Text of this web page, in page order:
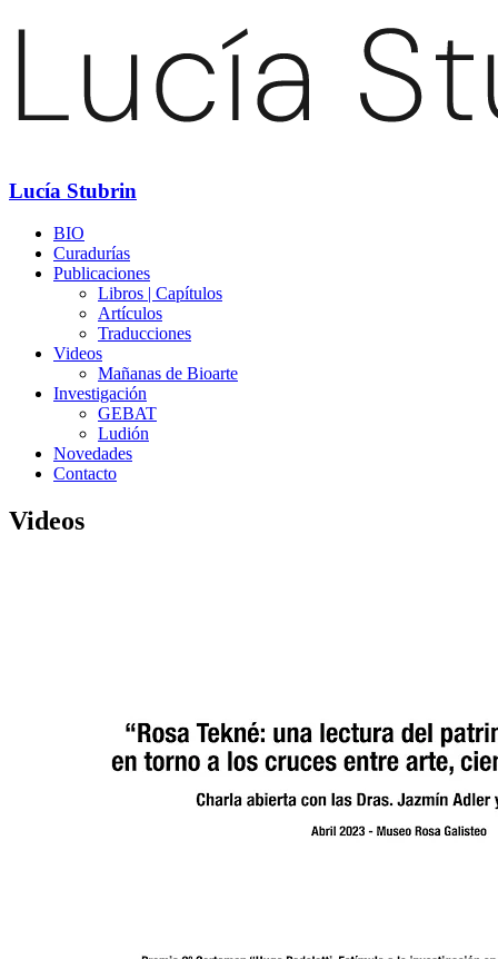
Lucía Stubrin
BIO
Curadurías
Publicaciones
Libros | Capítulos
Artículos
Traducciones
Videos
Mañanas de Bioarte
Investigación
GEBAT
Ludión
Novedades
Contacto
Videos